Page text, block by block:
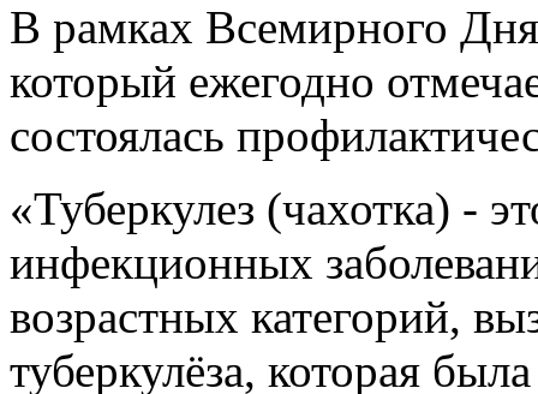
В рамках Всемирного
который ежегодно
состоялась
«Туберкулез (чахотка) -
инфекционных
возрастных категорий,
туберкулёза, которая